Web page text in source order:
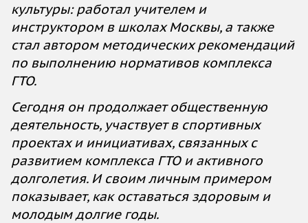
культуры: работал учителем и
инструктором в школах Москвы, а также
стал автором методических рекомендаций
по выполнению нормативов комплекса
ГТО.
Сегодня он продолжает общественную
деятельность, участвует в спортивных
проектах и инициативах, связанных с
развитием комплекса ГТО и активного
долголетия. И своим личным примером
показывает, как оставаться здоровым и
молодым долгие годы.